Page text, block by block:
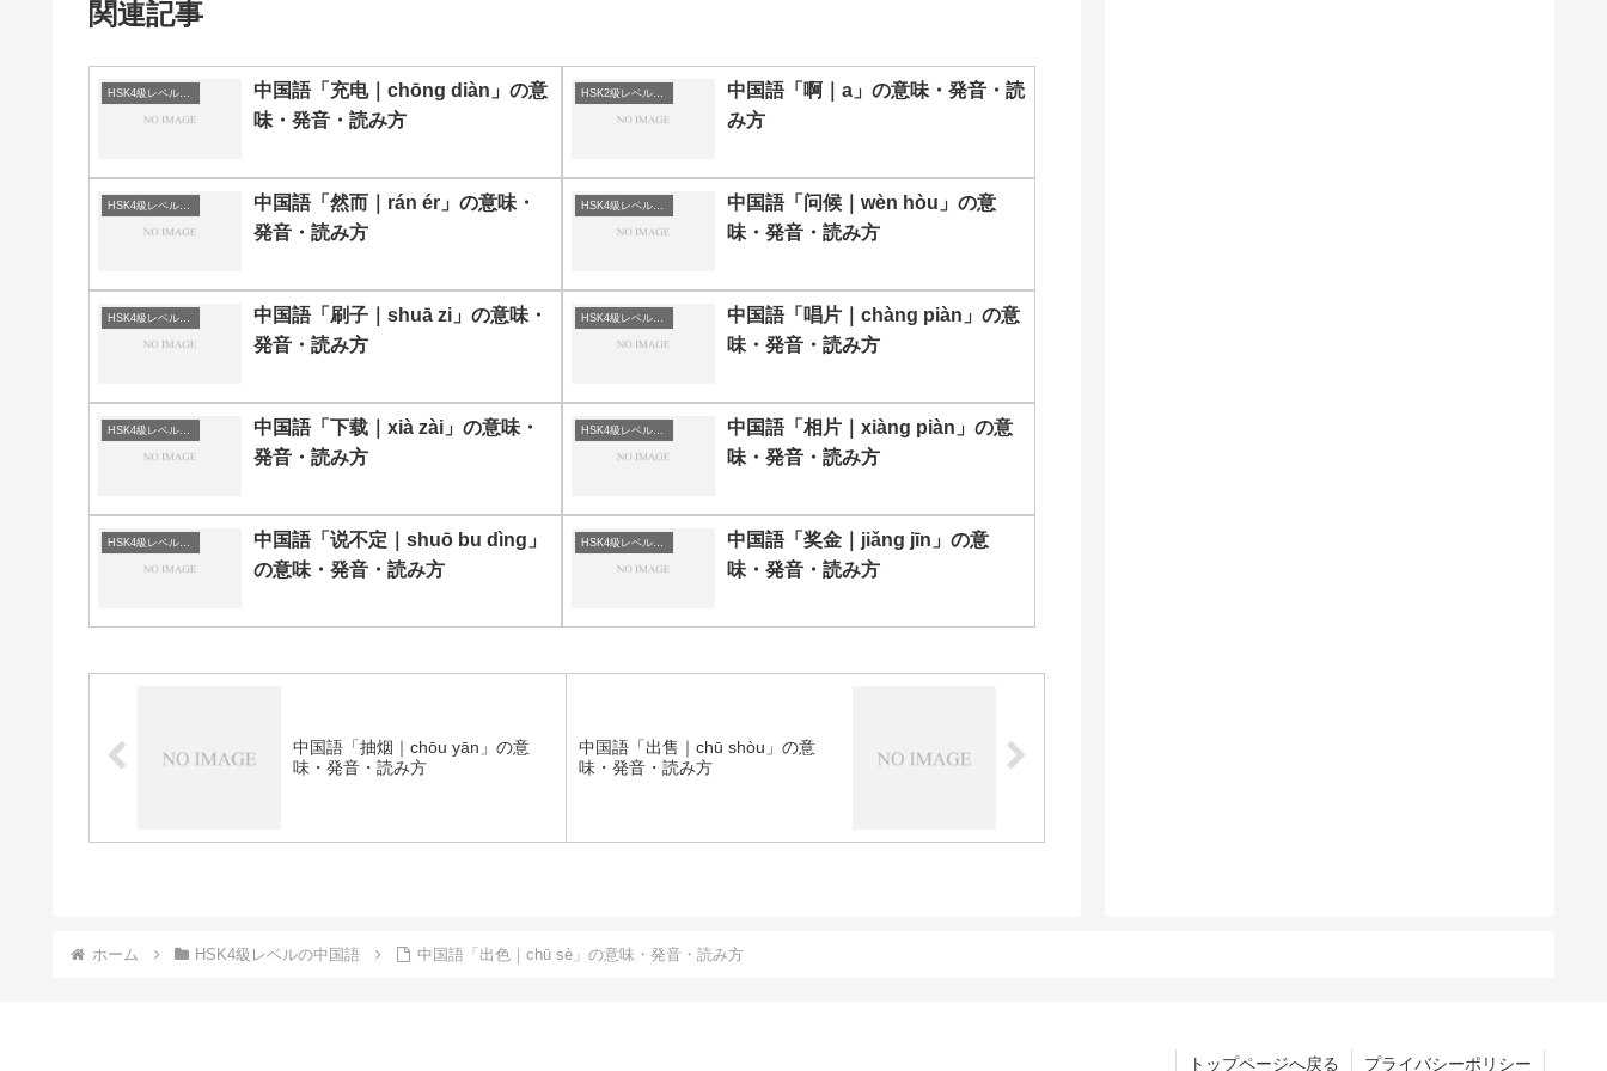
関連記事
中国語「充电｜chōng diàn」の意
味・発音・読み方
中国語「啊｜a」の意味・発音・読
み方
中国語「然而｜rán ér」の意味・
発音・読み方
中国語「问候｜wèn hòu」の意
味・発音・読み方
中国語「刷子｜shuā zi」の意味・
発音・読み方
中国語「唱片｜chàng piàn」の意
味・発音・読み方
中国語「下载｜xià zài」の意味・
発音・読み方
中国語「相片｜xiàng piàn」の意
味・発音・読み方
中国語「说不定｜shuō bu dìng」
の意味・発音・読み方
中国語「奖金｜jiǎng jīn」の意
味・発音・読み方
中国語「抽烟｜chōu yān」の意
味・発音・読み方
中国語「出售｜chū shòu」の意
味・発音・読み方
ホーム HSK4級レベルの中国語 中国語「出色｜chū sè」の意味・発音・読み方
トップページへ戻る プライバシーポリシー